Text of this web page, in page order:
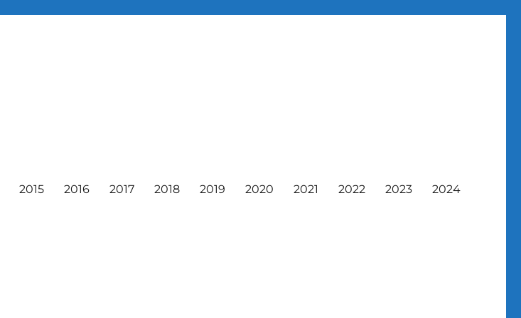
2015 2016 2017 2018 2019 2020 2021 2022 2023 2024